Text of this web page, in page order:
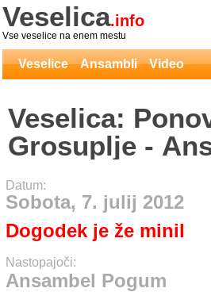
Veselica.info
Vse veselice na enem mestu
Veselice Ansambli Video
Veselica:
Grosuplje -
Pogum
Datum:
Sobota, 7. julij 2012
Dogodek je že minil
Nastopajoči:
Ansambel Pogum